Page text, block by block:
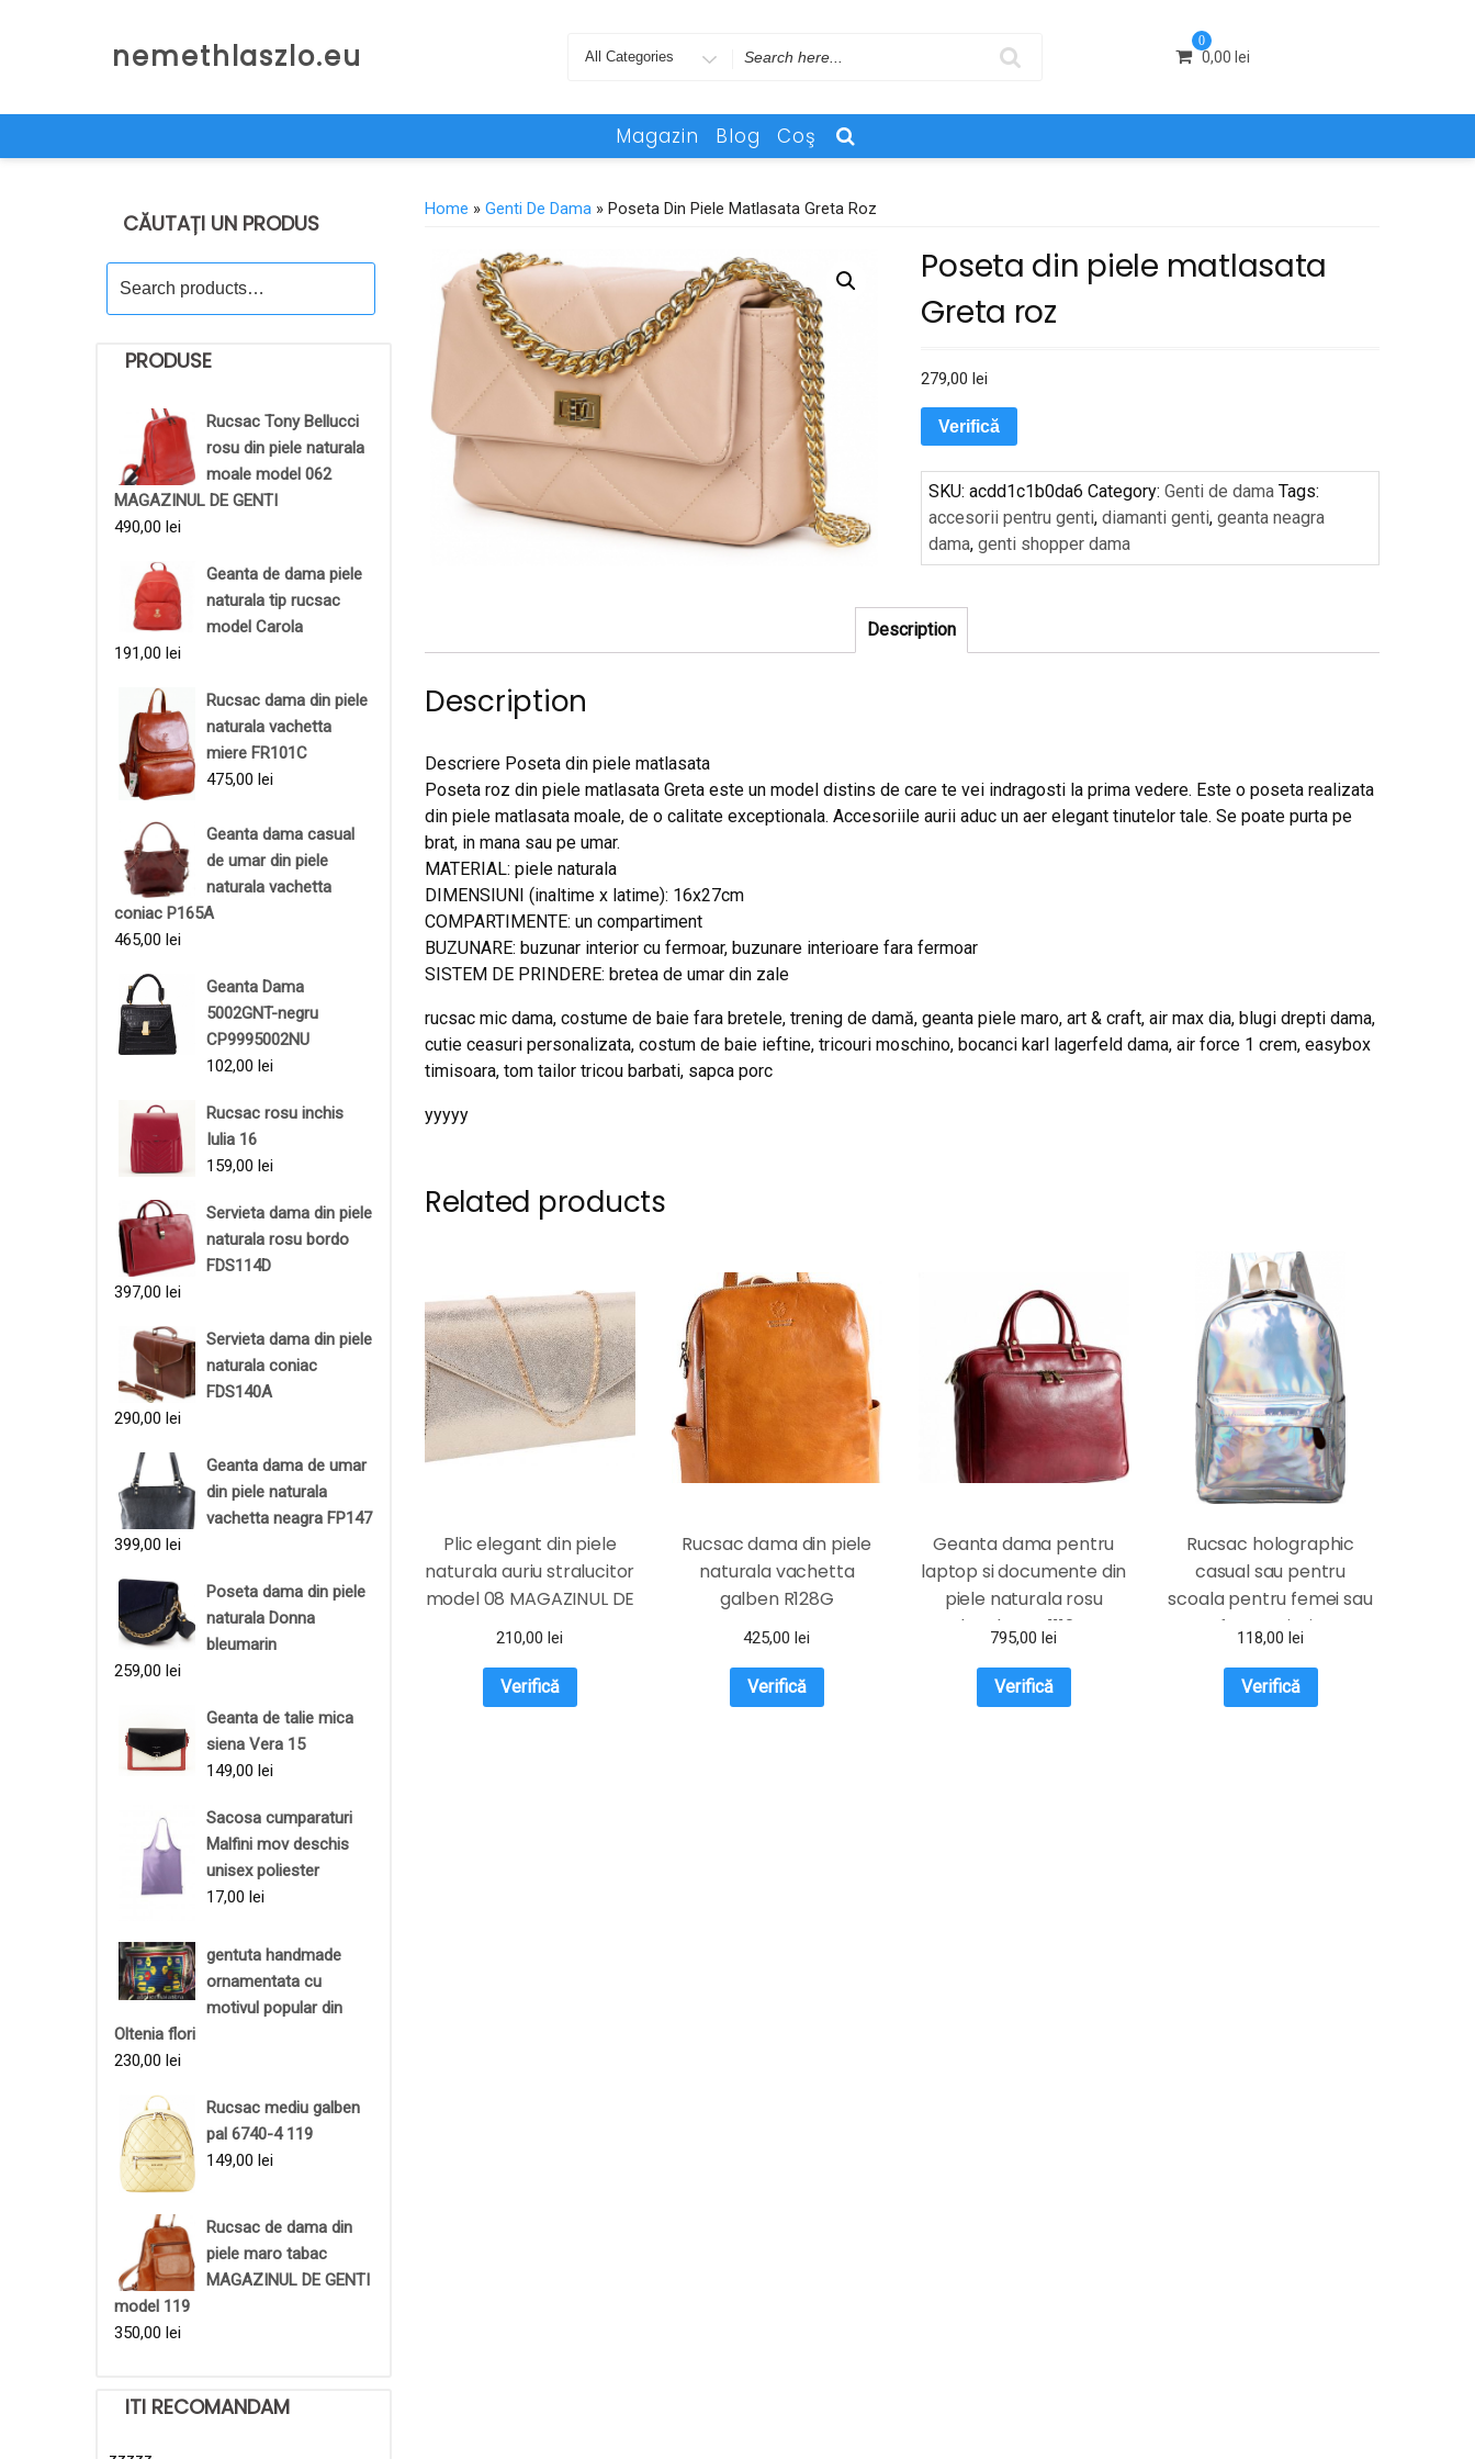
nemethlaszlo.eu
Search
0
0,00 lei
Magazin Blog Coş
CĂUTAȚI UN PRODUS
for:
PRODUSE
Rucsac Tony Bellucci
rosu din piele naturala
moale model 062
MAGAZINUL DE GENTI
490,00 lei
Geanta de dama piele
naturala tip rucsac
model Carola
191,00 lei
Rucsac dama din piele
naturala vachetta
miere FR101C
475,00 lei
Geanta dama casual
de umar din piele
naturala vachetta
coniac P165A
465,00 lei
Geanta Dama
5002GNT-negru
CP9995002NU
102,00 lei
Rucsac rosu inchis
Iulia 16
159,00 lei
Servieta dama din piele
naturala rosu bordo
FDS114D
397,00 lei
Servieta dama din piele
naturala coniac
FDS140A
290,00 lei
Geanta dama de umar
din piele naturala
vachetta neagra FP147
399,00 lei
Poseta dama din piele
naturala Donna
bleumarin
259,00 lei
Geanta de talie mica
siena Vera 15
149,00 lei
Sacosa cumparaturi
Malfini mov deschis
unisex poliester
17,00 lei
gentuta handmade
ornamentata cu
motivul popular din
Oltenia flori
230,00 lei
Rucsac mediu galben
pal 6740-4 119
149,00 lei
Rucsac de dama din
piele maro tabac
MAGAZINUL DE GENTI
model 119
350,00 lei
ITI RECOMANDAM
Home » Genti De Dama » Poseta Din Piele Matlasata Greta Roz
Poseta din piele matlasata
Greta roz
279,00lei
Verifică
SKU:acdd1c1b0da6 Category:Genti de dama Tags:
accesorii pentru genti,diamanti genti,geanta neagra
dama,genti shopper dama
Description
Description
Descriere Poseta din piele matlasata
Poseta roz din piele matlasata Greta este un model distins de care te vei indragosti la prima vedere. Este o poseta realizata
din piele matlasata moale, de o calitate exceptionala. Accesoriile aurii aduc un aer elegant tinutelor tale. Se poate purta pe
brat, in mana sau pe umar.
MATERIAL: piele naturala
DIMENSIUNI (inaltime x latime): 16x27cm
COMPARTIMENTE: un compartiment
BUZUNARE: buzunar interior cu fermoar, buzunare interioare fara fermoar
SISTEM DE PRINDERE: bretea de umar din zale
rucsac mic dama, costume de baie fara bretele, trening de damă, geanta piele maro, art & craft, air max dia, blugi drepti dama,
cutie ceasuri personalizata, costum de baie ieftine, tricouri moschino, bocanci karl lagerfeld dama, air force 1 crem, easybox
timisoara, tom tailor tricou barbati, sapca porc
yyyyy
Related products
Plic elegant din piele
naturala auriu stralucitor
model 08 MAGAZINUL DE
GENTI
210,00 lei
Verifică
Rucsac dama din piele
naturala vachetta
galben R128G
425,00 lei
Verifică
Geanta dama pentru
laptop si documente din
piele naturala rosu
bordo DFS1112D
795,00 lei
Verifică
Rucsac holographic
casual sau pentru
scoala pentru femei sau
fete argintiu
118,00 lei
Verifică